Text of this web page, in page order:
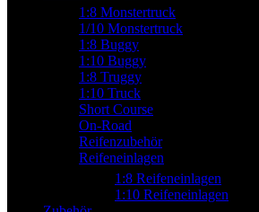
1:8 Monstertruck
1/10 Monstertruck
1:8 Buggy
1:10 Buggy
1:8 Truggy
1:10 Truck
Short Course
On-Road
Reifenzubehör
Reifeneinlagen
1:8 Reifeneinlagen
1:10 Reifeneinlagen